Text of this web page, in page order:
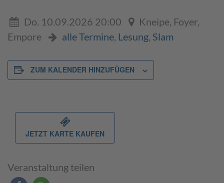
Do. 10.09.2026 20:00
Kneipe, Foyer,
Empore
alle Termine Lesung Slam
ZUM KALENDER HINZUFÜGEN
JETZT KARTE KAUFEN
Veranstaltung teilen